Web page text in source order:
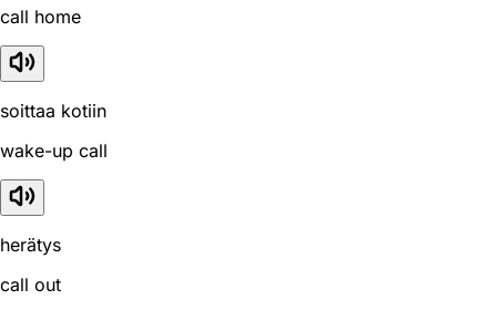
call home
soittaa kotiin
wake-up call
herätys
call out